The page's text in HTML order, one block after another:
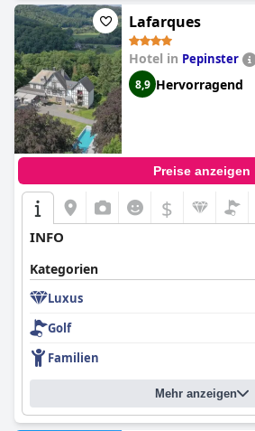
Lafarques
Hotel in Pepinster
8,9 Hervorragend
Preise anzeigen
$
INFO
Kategorien
Luxus
Golf
Familien
Mehr anzeigen